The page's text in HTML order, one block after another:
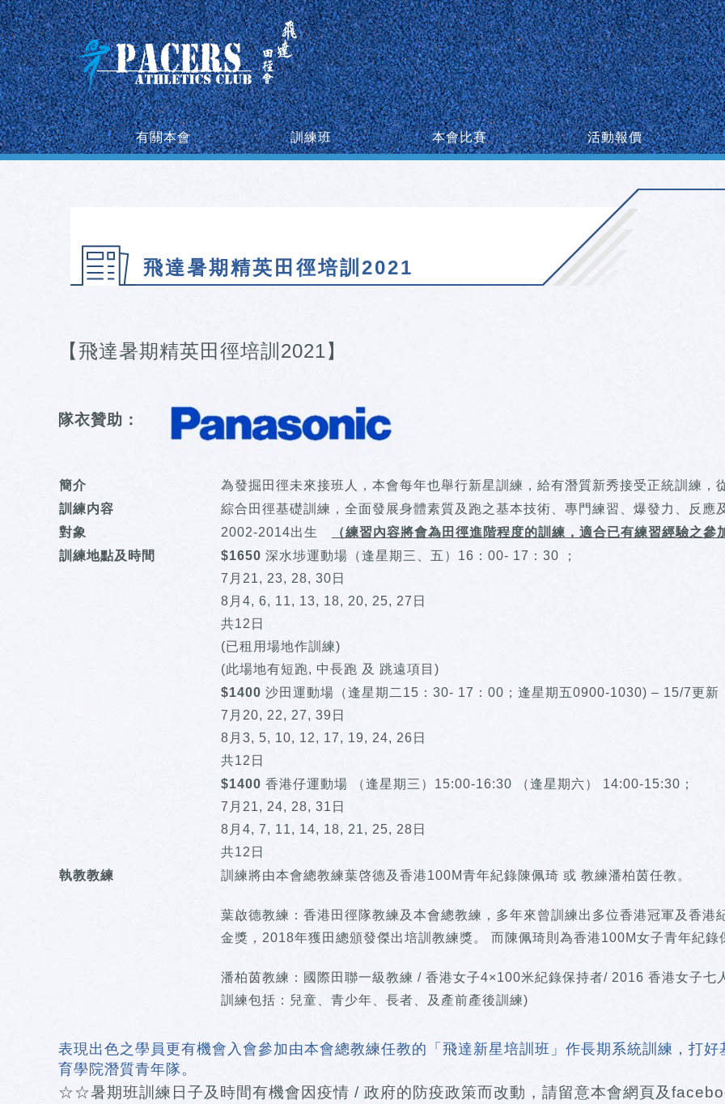
有關本會 訓練班 本會比賽 活動報價
飛達暑期精英田徑培訓2021
【飛達暑期精英田徑培訓2021】
隊衣贊助：
簡介
為發掘田徑未來接班人，本會每年也舉行新星訓練，給有潛質新秀接受正統訓練，
訓練内容
綜合田徑基礎訓練，全面發展身體素質及跑之基本技術、專門練習、爆發力、反應
對象
2002-2014出生
（練習內容將會為田徑進階程度的訓練，適合已有練習經驗之參
訓練地點及時間
$1650 深水埗運動場（逢星期三、五）16：00- 17：30 ；
7月21, 23, 28, 30日
8月4, 6, 11, 13, 18, 20, 25, 27日
共12日
(已租用場地作訓練)
(此場地有短跑, 中長跑 及 跳遠項目)
$1400 沙田運動場（逢星期二15：30- 17：00；逢星期五0900-1030) – 15/7更新
7月20, 22, 27, 39日
8月3, 5, 10, 12, 17, 19, 24, 26日
共12日
$1400 香港仔運動場 （逢星期三）15:00-16:30 （逢星期六） 14:00-15:30；
7月21, 24, 28, 31日
8月4, 7, 11, 14, 18, 21, 25, 28日
共12日
執教教練
訓練將由本會總教練葉啓德及香港100M青年紀錄陳佩琦 或 教練潘柏茵任教。
葉啟德教練：香港田徑隊教練及本會總教練，多年來曾訓練出多位香港冠軍及香
金獎，2018年獲田總頒發傑出培訓教練獎。 而陳佩琦則為香港100M女子青年紀
潘柏茵教練：國際田聯一級教練 / 香港女子4×100米紀錄保持者/ 2016 香港女子
訓練包括：兒童、青少年、長者、及產前產後訓練)
表現出色之學員更有機會入會參加由本會總教練任教的「飛達新星培訓班」作長期系統訓練，打
育學院潛質青年隊。
☆☆暑期班訓練日子及時間有機會因疫情 / 政府的防疫政策而改動，請留意本會網頁及